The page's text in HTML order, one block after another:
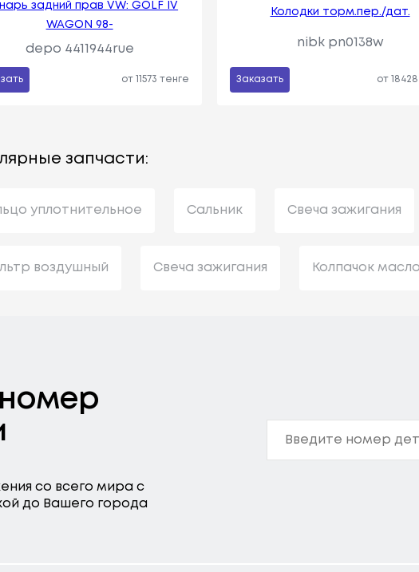
задний прав VW: GOLF IV
WAGON 98-
depo 4411944rue
от 11573 тенге
Колодки торм.пер./дат.
nibk pn0138w
Заказать от
запчасти:
уплотнительное Сальник Свеча зажигания
воздушный Свеча зажигания Колпачок
со всего мира с
до Вашего города